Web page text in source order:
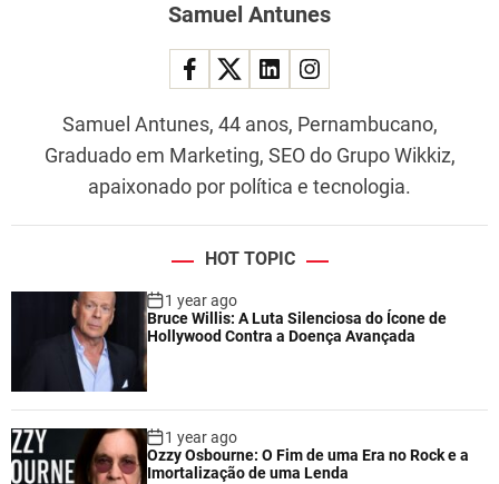
Samuel Antunes
Samuel Antunes, 44 anos, Pernambucano,
Graduado em Marketing, SEO do Grupo Wikkiz,
apaixonado por política e tecnologia.
HOT TOPIC
1 year ago
Bruce Willis: A Luta Silenciosa do Ícone de
Hollywood Contra a Doença Avançada
1 year ago
Ozzy Osbourne: O Fim de uma Era no Rock e a
Imortalização de uma Lenda